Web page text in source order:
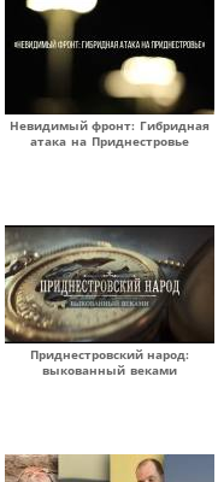
Невидимый фронт: Гибридная
атака на Приднестровье
Приднестровский народ:
выкованный веками